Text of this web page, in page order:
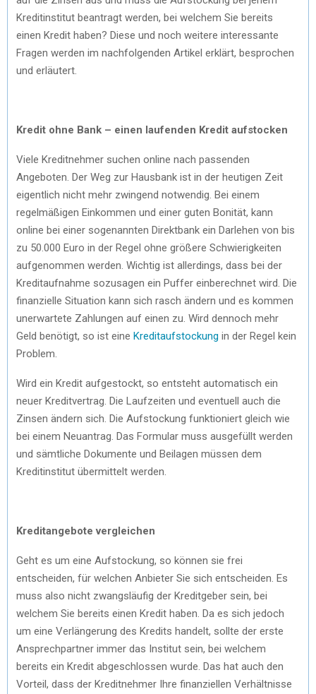
Kreditinstitut beantragt werden, bei welchem Sie bereits
einen Kredit haben? Diese und noch weitere interessante
Fragen werden im nachfolgenden Artikel erklärt, besprochen
und erläutert.
Kredit ohne Bank – einen laufenden Kredit aufstocken
Viele Kreditnehmer suchen online nach passenden
Angeboten. Der Weg zur Hausbank ist in der heutigen Zeit
eigentlich nicht mehr zwingend notwendig. Bei einem
regelmäßigen Einkommen und einer guten Bonität, kann
online bei einer sogenannten Direktbank ein Darlehen von bis
zu 50.000 Euro in der Regel ohne größere Schwierigkeiten
aufgenommen werden. Wichtig ist allerdings, dass bei der
Kreditaufnahme sozusagen ein Puffer einberechnet wird. Die
finanzielle Situation kann sich rasch ändern und es kommen
unerwartete Zahlungen auf einen zu. Wird dennoch mehr
Geld benötigt, so ist eine Kreditaufstockung in der Regel kein
Problem.
Wird ein Kredit aufgestockt, so entsteht automatisch ein
neuer Kreditvertrag. Die Laufzeiten und eventuell auch die
Zinsen ändern sich. Die Aufstockung funktioniert gleich wie
bei einem Neuantrag. Das Formular muss ausgefüllt werden
und sämtliche Dokumente und Beilagen müssen dem
Kreditinstitut übermittelt werden.
Kreditangebote vergleichen
Geht es um eine Aufstockung, so können sie frei
entscheiden, für welchen Anbieter Sie sich entscheiden. Es
muss also nicht zwangsläufig der Kreditgeber sein, bei
welchem Sie bereits einen Kredit haben. Da es sich jedoch
um eine Verlängerung des Kredits handelt, sollte der erste
Ansprechpartner immer das Institut sein, bei welchem
bereits ein Kredit abgeschlossen wurde. Das hat auch den
Vorteil, dass der Kreditnehmer Ihre finanziellen Verhältnisse